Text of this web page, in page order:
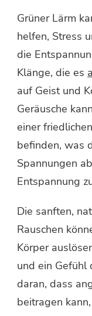
Grüner Lärm
helfen, Stress
die
Klänge, die es
auf Geist und
Geräusche
einer
befinden, was
Spannungen
Entspannung
Die sanften,
Rauschen
Körper
und ein Gefühl
daran, dass
beitragen